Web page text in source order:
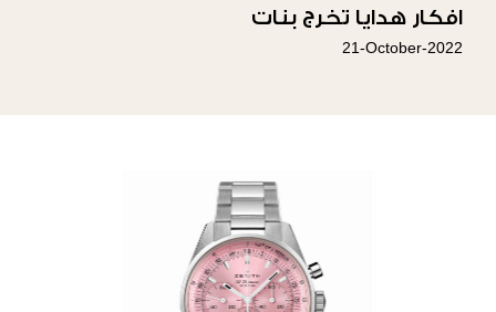
افكار هدايا تخرج بنات
21-October-2022